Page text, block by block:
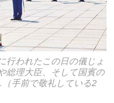
行われたこの日の儀じょ
総理大臣、そして国賓の
手前で敬礼している2